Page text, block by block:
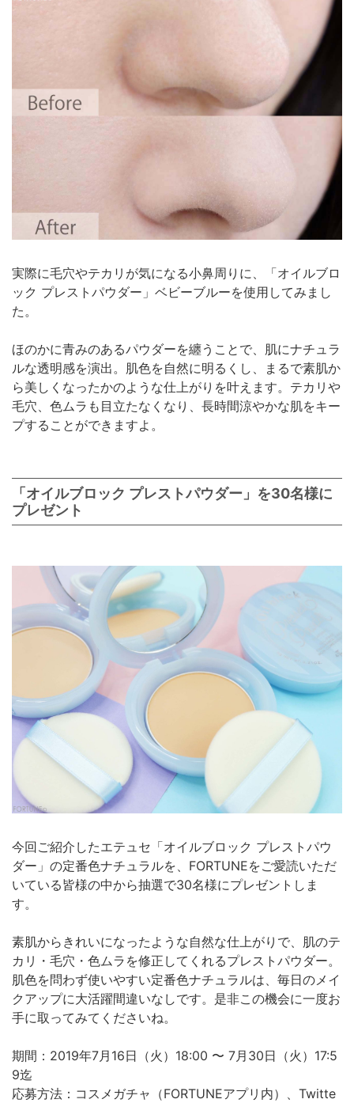
実際に毛穴やテカリが気になる小鼻周りに、「オイルブロ
ック プレストパウダー」ベビーブルーを使用してみまし
た。
ほのかに青みのあるパウダーを纏うことで、肌にナチュラ
ルな透明感を演出。肌色を自然に明るくし、まるで素肌か
ら美しくなったかのような仕上がりを叶えます。テカリや
毛穴、色ムラも目立たなくなり、長時間涼やかな肌をキー
プすることができますよ。
「オイルブロック プレストパウダー」を30名様に
プレゼント
今回ご紹介したエテュセ「オイルブロック プレストパウ
ダー」の定番色ナチュラルを、FORTUNEをご愛読いただ
いている皆様の中から抽選で30名様にプレゼントしま
す。
素肌からきれいになったような自然な仕上がりで、肌のテ
カリ・毛穴・色ムラを修正してくれるプレストパウダー。
肌色を問わず使いやすい定番色ナチュラルは、毎日のメイ
クアップに大活躍間違いなしです。是非この機会に一度お
手に取ってみてくださいね。
期間：2019年7月16日（火）18:00 〜 7月30日（火）17:5
9迄
応募方法：コスメガチャ（FORTUNEアプリ内）、Twitte